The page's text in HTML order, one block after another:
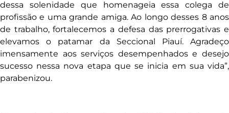
dessa solenidade que homenageia essa colega de
profissão e uma grande amiga. Ao longo desses 8 anos
de trabalho, fortalecemos a defesa das prerrogativas e
elevamos o patamar da Seccional Piauí. Agradeço
imensamente aos serviços desempenhados e desejo
sucesso nessa nova etapa que se inicia em sua vida”,
parabenizou.